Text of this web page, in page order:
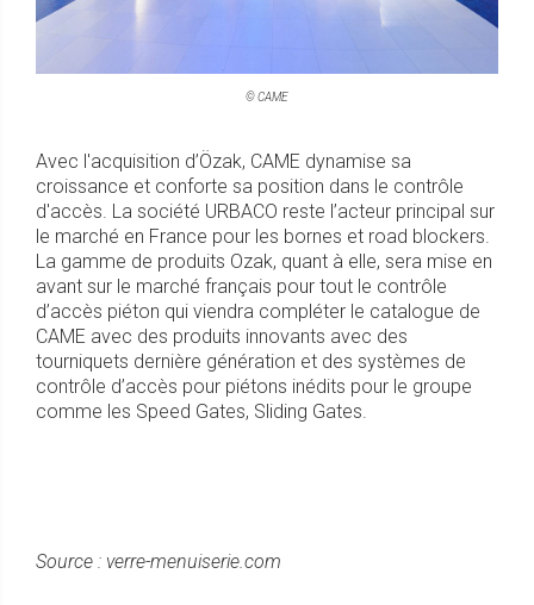
© CAME
Avec l'acquisition d’Özak, CAME dynamise sa
croissance et conforte sa position dans le contrôle
d'accès. La société URBACO reste l’acteur principal sur
le marché en France pour les bornes et road blockers.
La gamme de produits Ozak, quant à elle, sera mise en
avant sur le marché français pour tout le contrôle
d’accès piéton qui viendra compléter le catalogue de
CAME avec des produits innovants avec des
tourniquets dernière génération et des systèmes de
contrôle d’accès pour piétons inédits pour le groupe
comme les Speed Gates, Sliding Gates.
Source : verre-menuiserie.com